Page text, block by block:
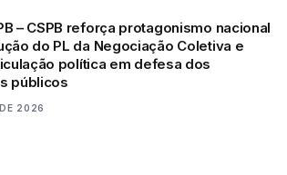
– CSPB reforça protagonismo nacional
do PL da Negociação Coletiva e
política em defesa dos
públicos
2026